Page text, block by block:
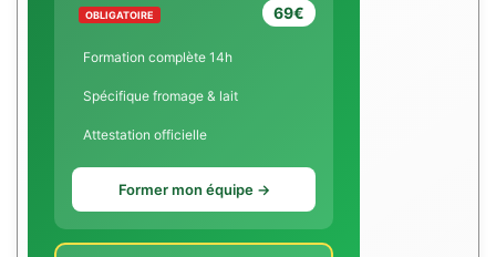
OBLIGATOIRE 69€
Formation complète 14h
Spécifique fromage & lait
Attestation officielle
Former mon équipe →